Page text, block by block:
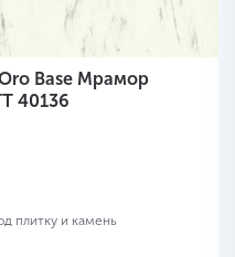
Base Мрамор
40136
плитку и камень